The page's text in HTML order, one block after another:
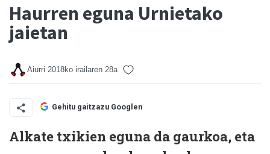
Haurren eguna Urnietako
jaietan
Aiurri 2018ko irailaren 28a
Gehitu gaitzazu Googlen
Alkate txikien eguna da gaurkoa, eta